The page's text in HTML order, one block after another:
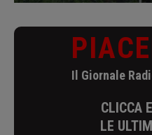
Il Giornale
CLICCA
LE